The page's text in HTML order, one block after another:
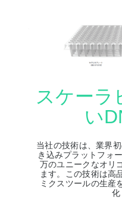
スケーラ
い
当社の技術は、業界
き込みプラットフォ
万のユニークなオリ
ます。この技術は高
ミクスツールの生産
化